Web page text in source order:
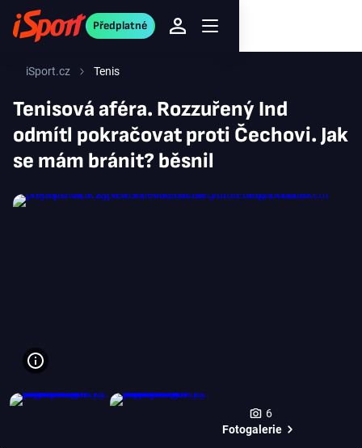
Předplatné
iSport.cz Tenis
Tenisová aféra. Rozzuřený Ind
odmítl pokračovat proti Čechovi. Jak
se mám bránit? běsnil
6
Fotogalerie